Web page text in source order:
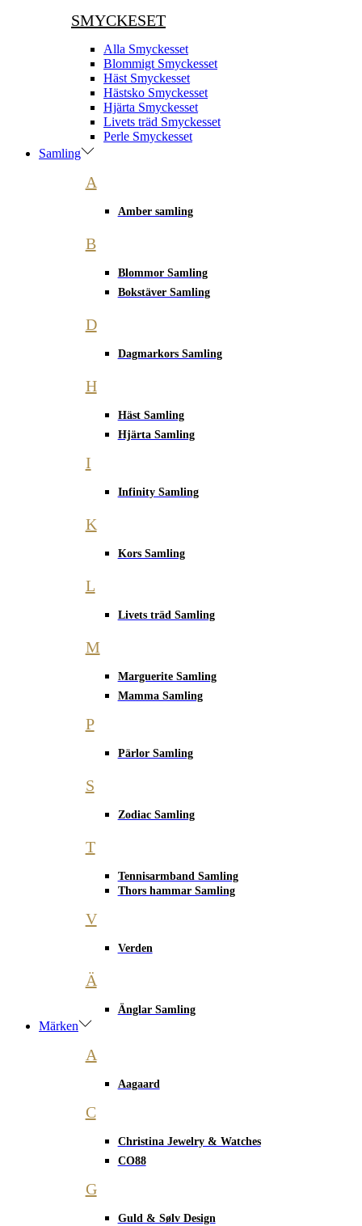
SMYCKESET
Alla Smyckesset
Blommigt Smyckesset
Häst Smyckesset
Hästsko Smyckesset
Hjärta Smyckesset
Livets träd Smyckesset
Perle Smyckesset
Samling
A
Amber samling
B
Blommor Samling
Bokstäver Samling
D
Dagmarkors Samling
H
Häst Samling
Hjärta Samling
I
Infinity Samling
K
Kors Samling
L
Livets träd Samling
M
Marguerite Samling
Mamma Samling
P
Pärlor Samling
S
Zodiac Samling
T
Tennisarmband Samling
Thors hammar Samling
V
Verden
Ä
Änglar Samling
Märken
A
Aagaard
C
Christina Jewelry & Watches
CO88
G
Guld & Sølv Design